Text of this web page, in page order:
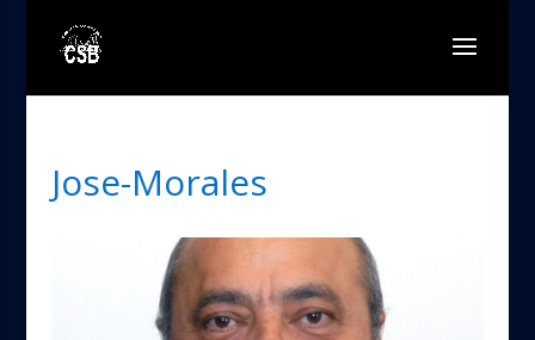
Jose-Morales